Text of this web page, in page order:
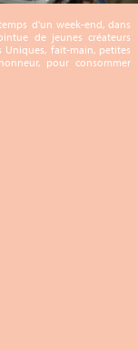
d'un week-end, dans
de jeunes créateurs
Uniques, fait-main, petites
pour consommer